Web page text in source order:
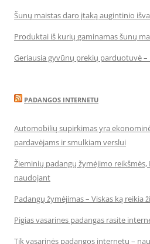
Šunų maistas daro įtaką augintinio
Produktai iš kurių gaminamas šunų
Geriausia gyvūnų prekių parduotuvė
PADANGOS INTERNETU
Automobilių supirkimas yra
pardavėjams ir smulkiam verslui
Žieminių padangų žymėjimo
naudojant
Padangų žymėjimas – Viskas ką reikia
Pigias vasarines padangas rasite
Tik vasarinės padangos internetu –